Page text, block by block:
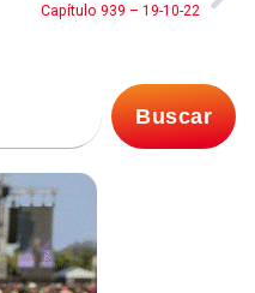
Capítulo 939 – 19-10-22
Buscar